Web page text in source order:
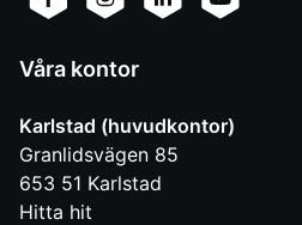
Våra kontor
Karlstad (huvudkontor)
Granlidsvägen 85
653 51 Karlstad
Hitta hit